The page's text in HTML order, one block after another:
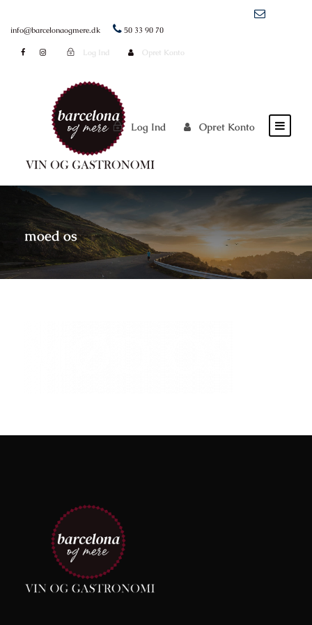
info@barcelonaogmere.dk 50 33 90 70
Log Ind Opret Konto
Log Ind Opret Konto
moed os